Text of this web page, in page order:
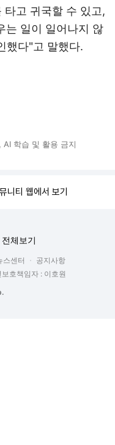
타고 귀국할 수 있고,
는 일이 일어나지 않
했다"고 말했다.
학습 및 활용 금지
니티 웹에서 보기
전체보기
스센터
공지사항
보호책임자 : 이호원